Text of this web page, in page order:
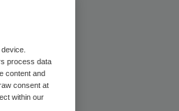
process data
content and
consent at
within our